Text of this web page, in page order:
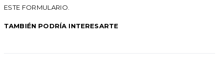
ESTE FORMULARIO.
TAMBIÉN PODRÍA INTERESARTE